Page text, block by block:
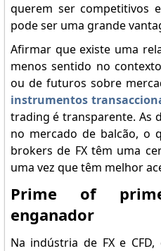
querem ser competitivos
pode ser uma grande
Afirmar que existe uma
menos sentido no
ou de futuros sobre
instrumentos
trading é transparente. As
no mercado de balcão, o
brokers de FX têm uma
uma vez que têm melhor
Prime of
enganador
Na indústria de FX e